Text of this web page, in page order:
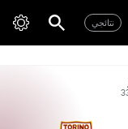
نتائجي